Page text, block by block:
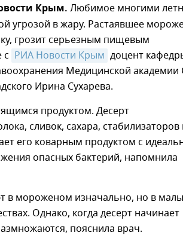
Крым. Любимое многими
угрозой в жару. Растаявшее
грозит серьезным пищевым
с РИА Новости Крым доцент
Медицинской академии
Ирина Сухарева.
продуктом. Десерт
сливок, сахара, стабилизаторов
его коварным продуктом с
опасных бактерий, напомнила
в мороженом изначально, но в
Однако, когда десерт начинает
пояснила врач.